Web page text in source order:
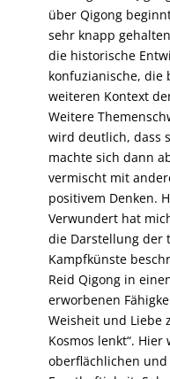
über Qigong
sehr knapp
die historische
konfuzianische, die
weiteren Kontext
Weitere
wird deutlich, dass
machte sich dann
vermischt mit
positivem Denken.
Verwundert hat
die Darstellung der
Kampfkünste
Reid Qigong in
erworbenen
Weisheit und Liebe
Kosmos lenkt“.
oberflächlichen